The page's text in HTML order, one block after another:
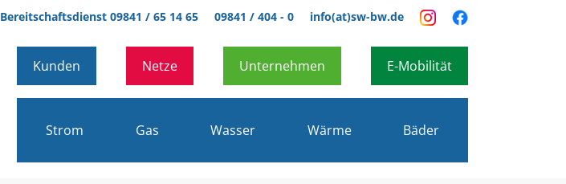
Bereitschaftsdienst 09841 / 65 14 65 09841 / 404 - 0 info(at)sw-bw.de
Kunden Netze Unternehmen E-Mobilität
Strom Gas Wasser Wärme Bäder